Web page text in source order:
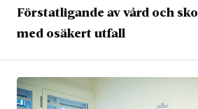
Förstatligande av vård och
med osäkert utfall